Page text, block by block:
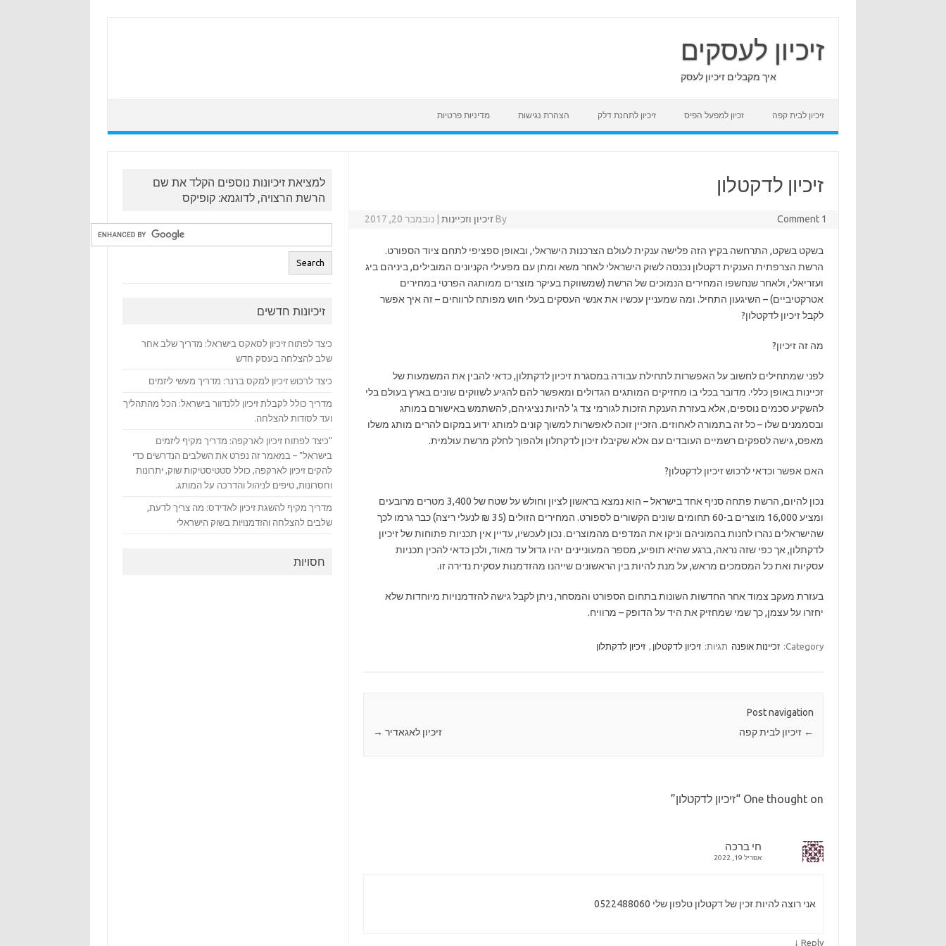
זיכיון לעסקים
איך מקבלים זיכיון לעסק
זיכיון לבית קפה זכיון למפעל הפיס זיכיון לתחנת דלק הצהרת נגישות מדיניות פרטיות
זיכיון לדקטלון
By זיכיון וזכיינות נובמבר 20, 2017 1 Comment
בשקט בשקט, התרחשה בקיץ הזה פלישה ענקית לעולם הצרכנות הישראלי, ובאופן ספציפי לתחם ציוד הספורט.
הרשת הצרפתית הענקית דקטלון נכנסה לשוק הישראלי לאחר משא ומתן עם מפעילי הקניונים המובילים, ביניהם ביג
ועזריאלי, ולאחר שנחשפו המחירים הנמוכים של הרשת (שמשווקת בעיקר מוצרים ממותגה הפרטי במחירים
אטרקטיביים) – השיגעון התחיל. ומה שמעניין עכשיו את אנשי העסקים בעלי חוש מפותח לרווחים – זה איך אפשר
לקבל זיכיון לדקטלון?
מה זה זיכיון?
לפני שמתחילים לחשוב על האפשרות לתחילת עבודה במסגרת זיכיון לדקתלון, כדאי להבין את המשמעות של
זכיינות באופן כללי. מדובר בכלי בו מחזיקים המותגים הגדולים ומאפשר להם להגיע לשווקים שונים בארץ בעולם בלי
להשקיע סכמים נוספים, אלא בעזרת הענקת הזכות לגורמי צד ג' להיות נציגיהם, להשתמש באישורם במותג
ובסממנים שלו – כל זה בתמורה לאחוזים. הזכיין זוכה לאפשרות למשוך קונים למותג ידוע במקום להרים מותג משלו
מאפס, גישה לספקים רשמיים העובדים עם אלא שקיבלו זיכון לדקתלון ולהפוך לחלק מרשת עולמית.
האם אפשר וכדאי לרכוש זיכיון לדקטלון?
נכון להיום, הרשת פתחה סניף אחד בישראל – הוא נמצא בראשון לציון וחולש על שטח של 3,400 מטרים מרובעים
ומציע 16,000 מוצרים ב-60 תחומים שונים הקשורים לספורט. המחירים הזולים (35 ₪ לנעלי ריצה) כבר גרמו לכך
שהישראלים נהרו לחנות בהמוניהם וניקו את המדפים מהמוצרים. נכון לעכשיו, עדיין אין תכניות פתוחות של זיכיון
לדקתלון, אך כפי שזה נראה, ברגע שהיא תופיע, מספר המעוניינים יהיו גדול עד מאוד, ולכן כדאי להכין תכניות
עסקיות ואת כל המסמכים מראש, על מנת להיות בין הראשונים שייהנו מהזדמנות עסקית נדירה זו.
בעזרת מעקב צמוד אחר החדשות השונות בתחום הספורט והמסחר, ניתן לקבל גישה להזדמנויות מיוחדות שלא
יחזרו על עצמן, כך שמי שמחזיק את היד על הדופק – מרוויח.
Category: זכיינות אופנה תגיות: זיכיון לדקטלון , זיכיון לדקתלון
Post navigation
← זיכיון לבית קפה זיכיון לאגאדיר →
One thought on “ זיכיון לדקטלון”
חי ברכה
אפריל 19, 2022
אני רוצה להיות זכין של דקטלון טלפון שלי 0522488060
Reply
↓
למציאת זיכיונות נוספים הקלד את שם
הרשת הרצויה, לדוגמא: קופיקס
זיכיונות חדשים
כיצד לפתוח זיכיון לסאקס בישראל: מדריך שלב אחר
שלב להצלחה בעסק חדש
כיצד לרכוש זיכיון למקס ברנר: מדריך מעשי ליזמים
מדריך כולל לקבלת זיכיון ללנדוור בישראל: הכל מהתהליך
ועד לסודות להצלחה.
"כיצד לפתוח זיכיון לארקפה: מדריך מקיף ליזמים
בישראל" – במאמר זה נפרט את השלבים הנדרשים כדי
להקים זיכיון לארקפה, כולל סטטיסטיקות שוק, יתרונות
וחסרונות, טיפים לניהול והדרכה על המותג.
מדריך מקיף להשגת זיכיון לאדידס: מה צריך לדעת,
שלבים להצלחה והזדמנויות בשוק הישראלי
חסויות